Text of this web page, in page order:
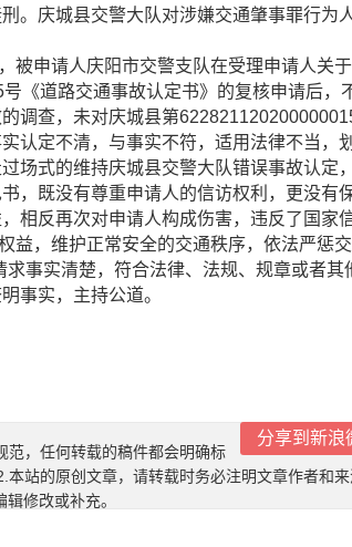
。庆城县交警大队对涉嫌交通肇事罪行为
申请人庆阳市交警支队在受理申请人关
《道路交通事故认定书》的复核申请后，
调查，未对庆城县第
认定不清，与事实不符，适用法律不当，
场式的维持庆城县交警大队错误事故认定
，既没有尊重申请人的信访权利，更没有
，相反再次对申请人构成伤害，违反了国家
，维护正常安全的交通秩序，依法严惩
求事实清楚，符合法律、法规、规章或者
事实，主持公道。
分享到新浪
范，任何转载的稿件都会明确标
本站的原创文章，请转载时务必注明文章作者和
修改或补充。